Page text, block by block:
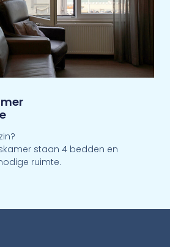
staan 4 bedden en
ruimte.